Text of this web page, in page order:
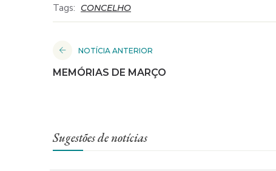
Tags: CONCELHO
NOTÍCIA ANTERIOR
MEMÓRIAS DE MARÇO
Sugestões de notícias